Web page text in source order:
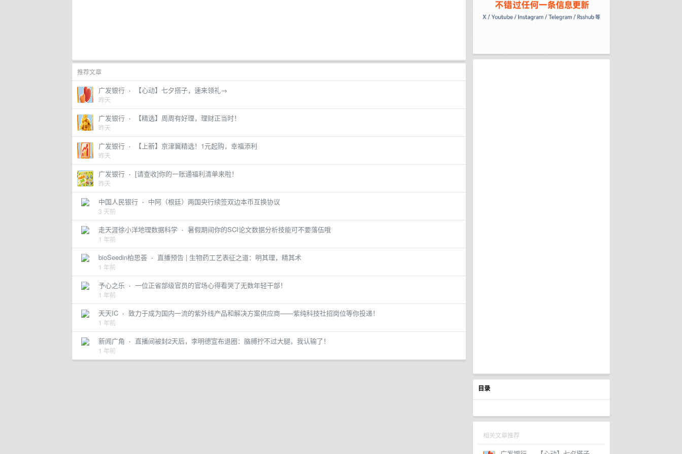
目录
相关文章推荐
推荐文章
广发银行 · 【心动】七夕搭子，速来领礼→
昨天
广发银行 · 【精选】周周有好理，理财正当时！
昨天
广发银行 · 【上新】京津冀精选！1元起购，幸福添利
昨天
广发银行 · [请查收]你的一账通福利清单来啦！
昨天
中国人民银行 · 中阿（根廷）两国央行续签双边本币互换协议
3 天前
走天涯徐小洋地理数据科学 · 暑假期间你的SCI论文数据分析技能可不要落伍哦
1 年前
bioSeedin柏思荟 · 直播预告 | 生物药工艺表征之道：明其理，精其术
1 年前
予心之乐 · 一位正省部级官员的官场心得看哭了无数年轻干部！
1 年前
天天IC · 致力于成为国内一流的紫外线产品和解决方案供应商——紫纯科技社招岗位等你投递！
1 年前
新闻广角 · 直播间被封2天后，李明德宣布退圈：胳膊拧不过大腿，我认输了！
1 年前